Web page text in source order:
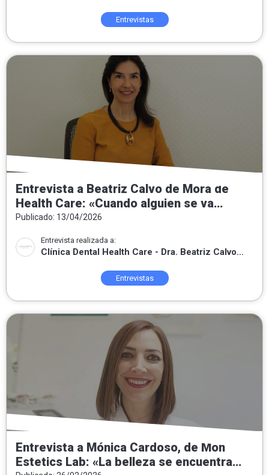
Entrevistas
Entrevista a Beatriz Calvo de Mora de
Health Care: «Cuando alguien se va
contento, sé que he sabido escuchar,
conocimientos a su servicio.»
Publicado: 13/04/2026
Entrevista realizada a:
Clínica Dental Health Care - Dra. Beatriz Calvo
Entrevistas
Entrevista a Mónica Cardoso, de Mon
Estetics Lab: «La belleza se encuentra